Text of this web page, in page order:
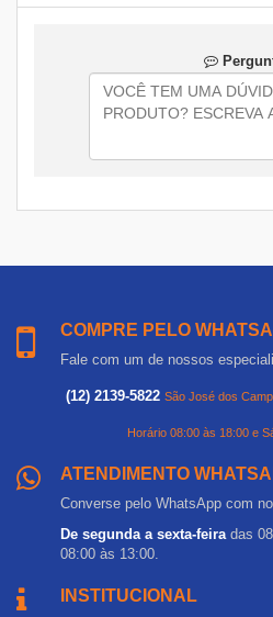
COMPRE PELO
Fale com um de nossos
(12) 2139-5822 São José dos
Horário 08:00 às 18:00 e
ATENDIMENTO
Converse pelo WhatsApp com
De segunda a sexta-feira das
08:00 às 13:00.
INSTITUCIONAL